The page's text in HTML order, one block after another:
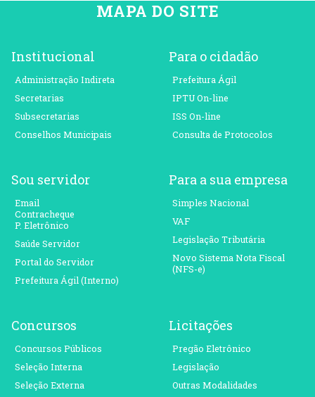
MAPA DO SITE
Institucional
Administração Indireta
Secretarias
Subsecretarias
Conselhos Municipais
Para o cidadão
Prefeitura Ágil
IPTU On-line
ISS On-line
Consulta de Protocolos
Sou servidor
Email
Contracheque
P. Eletrônico
Saúde Servidor
Portal do Servidor
Prefeitura Ágil (Interno)
Para a sua empresa
Simples Nacional
VAF
Legislação Tributária
Novo Sistema Nota Fiscal
(NFS-e)
Concursos
Concursos Públicos
Seleção Interna
Seleção Externa
Licitações
Pregão Eletrônico
Legislação
Outras Modalidades